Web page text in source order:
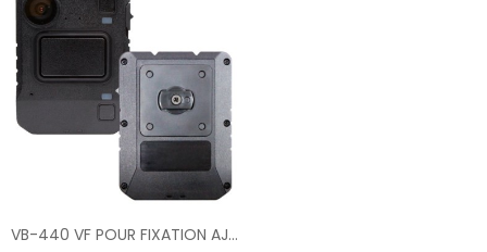
VB-440 VF POUR FIXATION AJUSTÉE